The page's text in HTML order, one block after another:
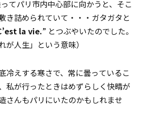
てパリ市内中心部に向かうと、そこ
き詰められていて・・・ガタガタと
la vie.” とつぶやいたのでした。
が人生」という意味）
冷えする寒さで、常に曇っているこ
私が行ったときはめずらしく快晴が
さんもパリにいたのかもしれませ